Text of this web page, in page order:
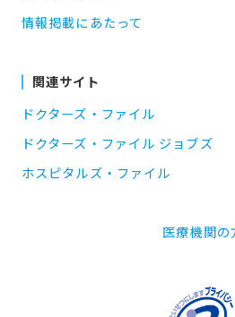
情報掲載にあたって
関連サイト
ドクターズ・ファイル
ドクターズ・ファイル ジョブズ
ホスピタルズ・ファイル
医療機関